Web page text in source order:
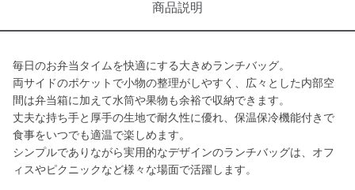
商品説明
毎日のお弁当タイムを快適にする大きめランチバッグ。
両サイドのポケットで小物の整理がしやすく、広々とした内部空
間は弁当箱に加えて水筒や果物も余裕で収納できます。
丈夫な持ち手と厚手の生地で耐久性に優れ、保温保冷機能付きで
食事をいつでも適温で楽しめます。
シンプルでありながら実用的なデザインのランチバッグは、オフ
ィスやピクニックなど様々な場面で活躍します。